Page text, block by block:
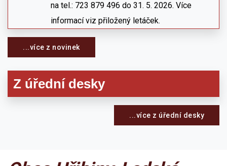
na tel.: 723 879 496 do 31. 5. 2026. Více
informací viz přiložený letáček.
...více z novinek
Z úřední desky
...více z úřední desky